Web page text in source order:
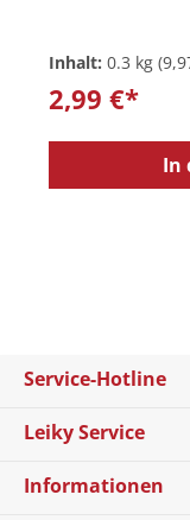
Inhalt: 0.3 kg
2,99 €*
In
Service-Hotline
Leiky Service
Informationen